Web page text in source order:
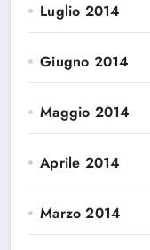
Luglio 2014
Giugno 2014
Maggio 2014
Aprile 2014
Marzo 2014